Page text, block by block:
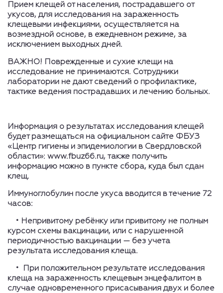
Прием клещей от населения, пострадавшего от
укусов, для исследования на зараженность
клещевыми инфекциями, осуществляется на
возмездной основе, в ежедневном режиме, за
исключением выходных дней.
ВАЖНО! Поврежденные и сухие клещи на
исследование не принимаются. Сотрудники
лаборатории не дают сведений о профилактике,
тактике ведения пострадавших и лечению больных.
Информация о результатах исследования клещей
будет размещаться на официальном сайте ФБУЗ
«Центр гигиены и эпидемиологии в Свердловской
области»: www.fbuz66.ru, также получить
информацию можно в пункте сбора, куда был сдан
клещ.
Иммуноглобулин после укуса вводится в течение 72
часов:
• Непривитому ребёнку или привитому не полным
курсом схемы вакцинации, или с нарушенной
периодичностью вакцинации — без учета
результата исследования клеща.
• При положительном результате исследования
клеща на зараженность клещевым энцефалитом в
случае одновременного присасывания двух и более